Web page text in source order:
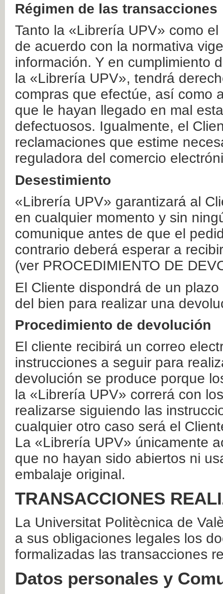
Régimen de las transacciones
Tanto la «Librería UPV» como
de acuerdo con la normativa
información. Y en cumplimiento
la «Librería UPV», tendrá
compras que efectúe, así como
que le hayan llegado en mal
defectuosos. Igualmente, el
reclamaciones que estime
reguladora del comercio
Desestimiento
«Librería UPV» garantizará al
en cualquier momento y sin
comunique antes de que el
contrario deberá esperar a
(ver PROCEDIMIENTO DE
El Cliente dispondrá de un
del bien para realizar una
Procedimiento de devolución
El cliente recibirá un correo
instrucciones a seguir para
devolución se produce porque
la «Librería UPV» correrá con
realizarse siguiendo las
cualquier otro caso será el
La «Librería UPV» únicamente
que no hayan sido abiertos ni
embalaje original.
TRANSACCIONES
La Universitat Politècnica de
a sus obligaciones legales los
formalizadas las transacciones
Datos personales y